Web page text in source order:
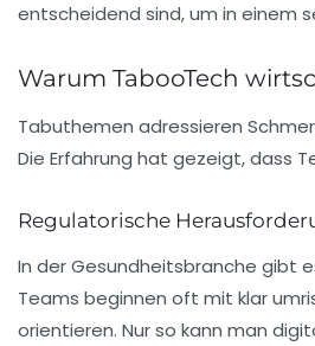
entscheidend sind, um in einem
Warum TabooTech
Tabuthemen adressieren
Die Erfahrung hat gezeigt, dass
Regulatorische
In der Gesundheitsbranche gibt
Teams beginnen oft mit klar
orientieren. Nur so kann man